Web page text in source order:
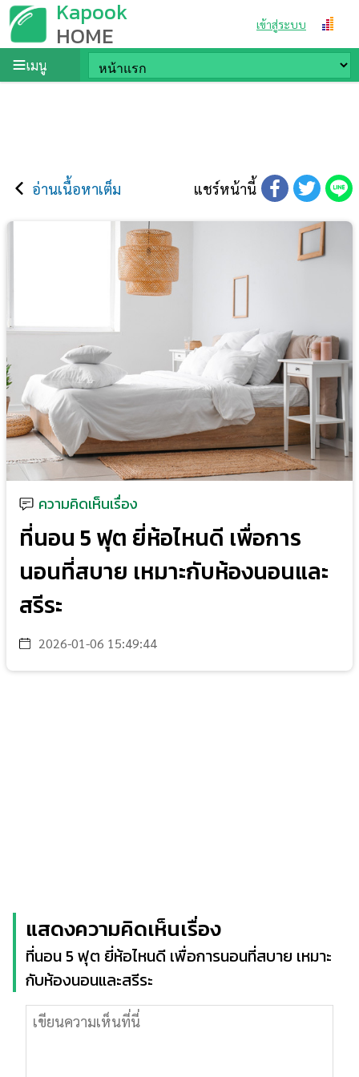
Kapook
HOME เข้าสู่ระบบ
เมนู
อ่านเนื้อหาเต็ม แชร์หน้านี้
ความคิดเห็นเรื่อง
ที่นอน 5 ฟุต ยี่ห้อไหนดี เพื่อการ
นอนที่สบาย เหมาะกับห้องนอนและ
สรีระ
2026-01-06 15:49:44
แสดงความคิดเห็นเรื่อง
ที่นอน 5 ฟุต ยี่ห้อไหนดี เพื่อการนอนที่สบาย เหมาะ
กับห้องนอนและสรีระ